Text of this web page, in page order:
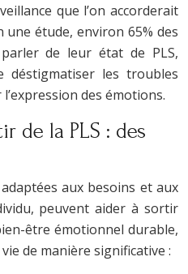
que l’on accorderait
étude, environ 65% des
de leur état de PLS,
déstigmatiser les troubles
des émotions.
de la PLS : des
aux besoins et aux
peuvent aider à sortir
être émotionnel durable,
de manière significative :